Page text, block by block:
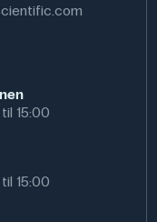
og
undervisning i
samt
15:00
15:00